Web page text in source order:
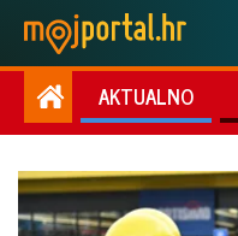
AKTUALNO